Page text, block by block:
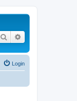
Search
Login